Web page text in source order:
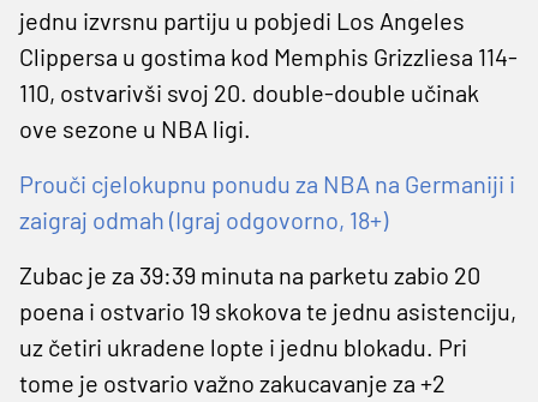
jednu izvrsnu partiju u pobjedi Los Angeles
Clippersa u gostima kod Memphis Grizzliesa 114-
110, ostvarivši svoj 20. double-double učinak
ove sezone u NBA ligi.
Prouči cjelokupnu ponudu za NBA na Germaniji i
zaigraj odmah (Igraj odgovorno, 18+)
Zubac je za 39:39 minuta na parketu zabio 20
poena i ostvario 19 skokova te jednu asistenciju,
uz četiri ukradene lopte i jednu blokadu. Pri
tome je ostvario važno zakucavanje za +2